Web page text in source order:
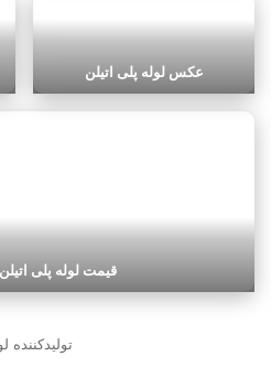
عکس لوله پلی اتیلن
قیمت لوله پلی
تولیدکننده